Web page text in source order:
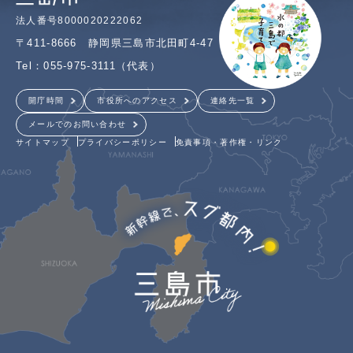
法人番号8000020222062
〒411-8666 静岡県三島市北田町4-47
Tel：055-975-3111（代表）
開庁時間 市役所へのアクセス 連絡先一覧
メールでのお問い合わせ
サイトマップ プライバシーポリシー 免責事項・著作権・リンク